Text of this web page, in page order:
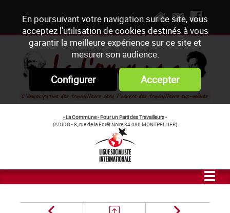
En poursuivant votre navigation sur ce site, vous
acceptez l’utilisation de cookies destinés à vous
garantir la meilleure expérience sur ce site et
mesurer son audience.
Configurer Accepter
- La Commune - Pour un Parti des Travailleurs-
(ADIDO - 8, rue de la Forêt Noire 34 080 MONTPELLIER)